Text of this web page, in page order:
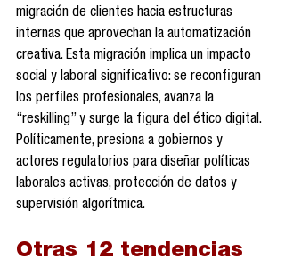
migración de clientes hacia estructuras
internas que aprovechan la automatización
creativa. Esta migración implica un impacto
social y laboral significativo: se reconfiguran
los perfiles profesionales, avanza la
“reskilling” y surge la figura del ético digital.
Políticamente, presiona a gobiernos y
actores regulatorios para diseñar políticas
laborales activas, protección de datos y
supervisión algorítmica.
Otras 12 tendencias